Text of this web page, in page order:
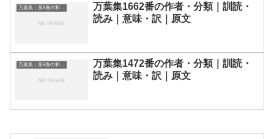
万葉集｜第8巻の和歌一覧
万葉集1662番の作者・分類｜訓読・
読み｜意味・訳｜原文
万葉集1472番の作者・分類｜訓読・
読み｜意味・訳｜原文